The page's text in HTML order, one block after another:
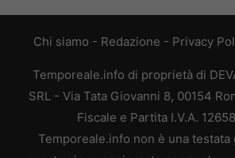
Chi siamo - Redazione - Privacy
Temporeale.info di proprietà di
SRL - Via Tata Giovanni 8, 00154
Fiscale e Partita I.V.A.
Temporeale.info non è una